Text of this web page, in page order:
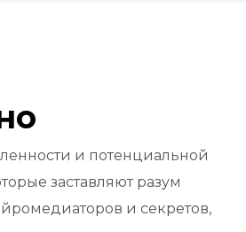
и потенциальной
заставляют разум
и секретов,